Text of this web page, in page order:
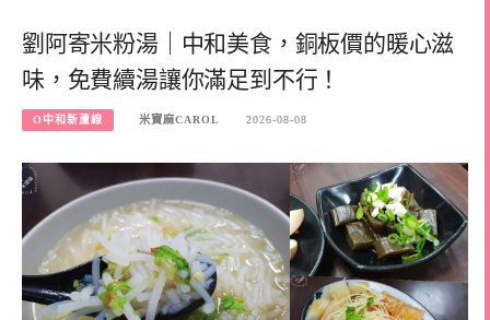
劉阿寄米粉湯｜中和美食，銅板價的暖心滋
味，免費續湯讓你滿足到不行！
O中和新蘆線 米寶麻CAROL 2026-08-08